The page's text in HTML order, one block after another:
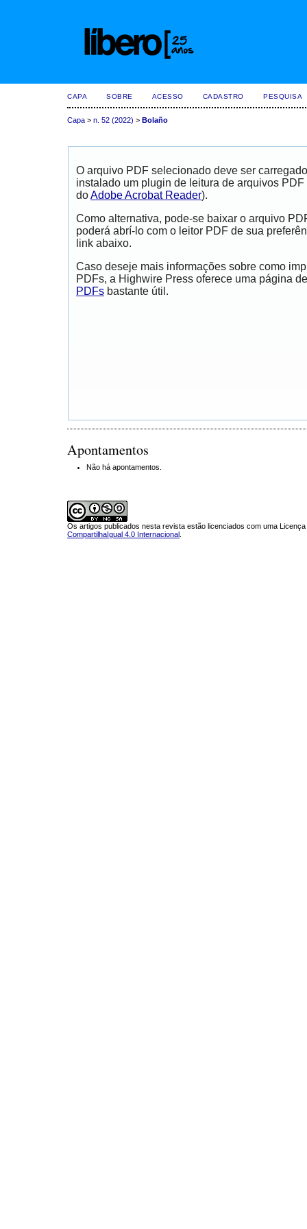
CAPA SOBRE ACESSO CADASTRO PESQUISA
Capa > n. 52 (2022) > Bolaño
O arquivo PDF selecionado deve ser
instalado um plugin de leitura de arquivos
doAdobe Acrobat Reader).
Como alternativa, pode-se baixar o arquivo
poderá abrí-lo com o leitor PDF de sua
link abaixo.
Caso deseje mais informações sobre como
PDFs, a Highwire Press oferece uma página
PDFs bastante útil.
Apontamentos
Não há apontamentos.
Os artigos publicados nesta revista estão licenciados com uma Licença
CompartilhaIgual 4.0 Internacional